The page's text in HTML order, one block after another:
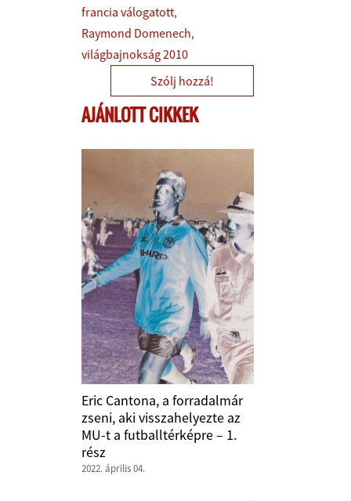
francia válogatott
Raymond Domenech
világbajnokság 2010
Szólj hozzá!
AJÁNLOTT CIKKEK
Eric Cantona, a forradalmár
zseni, aki visszahelyezte az
MU-t a futballtérképre – 1.
rész
2022. április 04.